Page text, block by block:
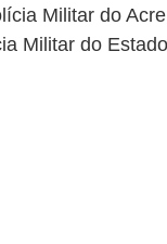
Militar do
Militar do